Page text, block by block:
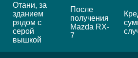
Отани, за
зданием
рядом с
серой
вышкой
После
получения
Mazda RX-
7